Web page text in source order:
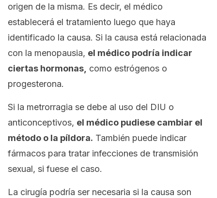
origen de la misma. Es decir, el médico
establecerá el tratamiento luego que haya
identificado la causa. Si la causa está relacionada
con la menopausia, el médico podría indicar
ciertas hormonas, como estrógenos o
progesterona.
Si la metrorragia se debe al uso del DIU o
anticonceptivos, el médico pudiese cambiar el
método o la píldora. También puede indicar
fármacos para tratar infecciones de transmisión
sexual, si fuese el caso.
La cirugía podría ser necesaria si la causa son